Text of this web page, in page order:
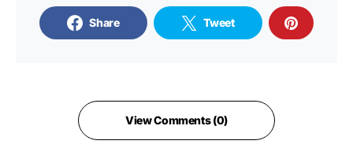
Share Tweet
View Comments (0)